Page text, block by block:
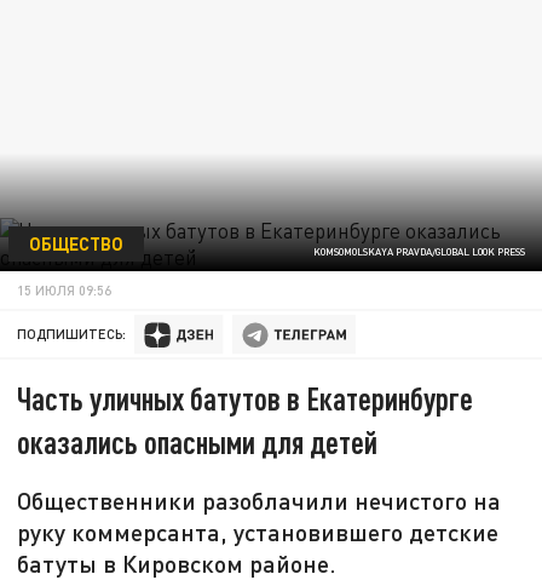
KOMSOMOLSKAYA PRAVDA/GLOBAL LOOK PRESS
ОБЩЕСТВО
15 ИЮЛЯ 09:56
ПОДПИШИТЕСЬ:
Часть уличных батутов в Екатеринбурге
оказались опасными для детей
Общественники разоблачили нечистого на
руку коммерсанта, установившего детские
батуты в Кировском районе.